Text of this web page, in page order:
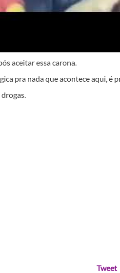
aceitar essa carona.
pra nada que acontece aqui, é
Tweet